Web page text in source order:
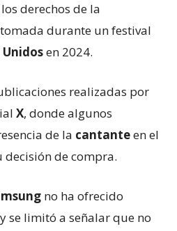
derechos de la
durante un festival
Unidosen 2024.
realizadas por
X, donde algunos
de la cantanteen el
de compra.
no ha ofrecido
se limitó a señalar que no